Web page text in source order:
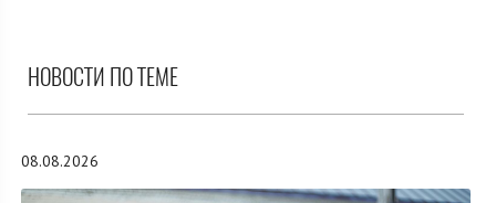
НОВОСТИ ПО ТЕМЕ
08.08.2026